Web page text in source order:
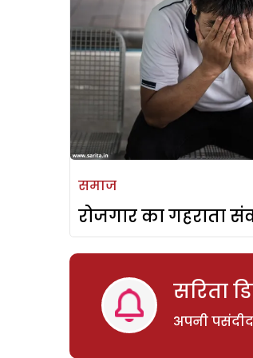
समाज
रोजगार का गहराता
सरिता
अपनी